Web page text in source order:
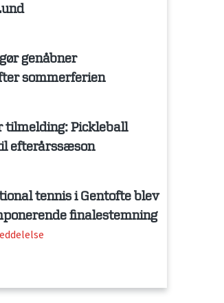
genåbner
sommerferien
tilmelding: Pickleball
efterårssæson
tennis i Gentofte blev
finalestemning